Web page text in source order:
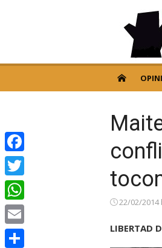
22/02/2014
LIBERTAD
Facebook
Twitter
WhatsApp
Email